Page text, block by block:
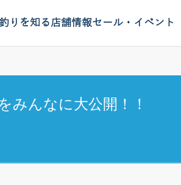
りを知る店舗情報セール・イベント
みんなに大公開！！